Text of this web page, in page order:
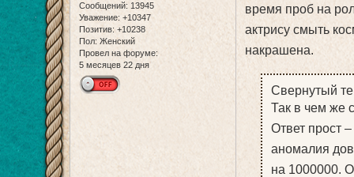
Сообщений: 13945
Уважение: +10347
Позитив: +10238
Пол: Женский
Провел на форуме:
5 месяцев 22 дня
время проб на
актрису смыть
накрашена.
Свернутый
Так в чем же
Ответ прост
аномалия
на 1000000.